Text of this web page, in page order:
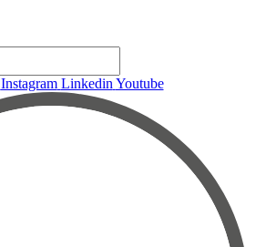
Instagram Linkedin Youtube